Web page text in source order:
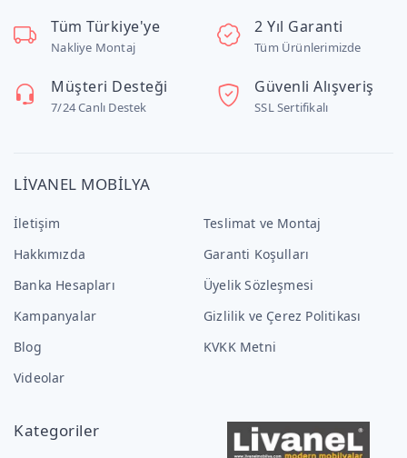
Tüm Türkiye'ye
Nakliye Montaj
2 Yıl Garanti
Tüm Ürünlerimizde
Müşteri Desteği
7/24 Canlı Destek
Güvenli Alışveriş
SSL Sertifikalı
LİVANEL MOBİLYA
İletişim
Hakkımızda
Banka Hesapları
Kampanyalar
Blog
Videolar
Teslimat ve Montaj
Garanti Koşulları
Üyelik Sözleşmesi
Gizlilik ve Çerez Politikası
KVKK Metni
Kategoriler